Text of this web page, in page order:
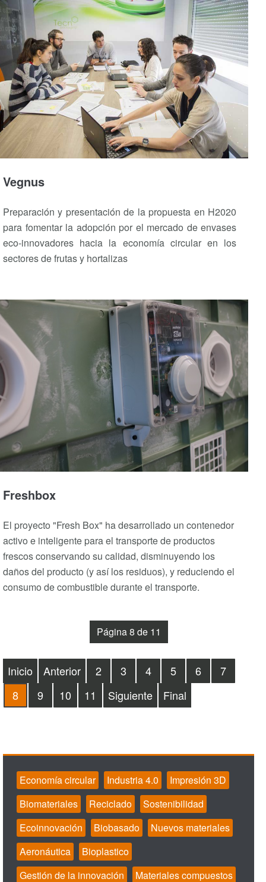
Vegnus
Preparación y presentación de la propuesta en H2020
para fomentar la adopción por el mercado de envases
eco-innovadores hacia la economía circular en los
sectores de frutas y hortalizas
Freshbox
El proyecto "Fresh Box" ha desarrollado un contenedor
activo e inteligente para el transporte de productos
frescos conservando su calidad, disminuyendo los
daños del producto (y así los residuos), y reduciendo el
consumo de combustible durante el transporte.
Página 8 de 11
Inicio Anterior 2 3 4 5 6
7
8
9 10 11 Siguiente Final
Economía circular Industria 4.0
Impresión 3D
Biomateriales
Reciclado
Sostenibilidad
Ecoinnovación
Biobasado
Nuevos materiales
Aeronáutica
Bioplastico
Gestión de la innovación
Materiales compuestos